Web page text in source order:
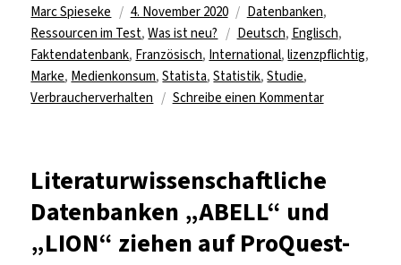
Autor
Marc Spieseke
Veröffentlicht
am
4. November 2020 Kategorien
Datenbanken,
Ressourcen im Test,Was ist neu? Schlagwörter
Deutsch, Englisch,
Faktendatenbank, Französisch, International,lizenzpflichtig,
Marke, Medienkonsum,Statista,Statistik,Studie,
Verbraucherverhalten
Schreibe einen Kommentarzu
Module
und
„Global
Literaturwissenschaftliche
Datenbanken „ABELL“ und
„LION“ ziehen auf ProQuest-